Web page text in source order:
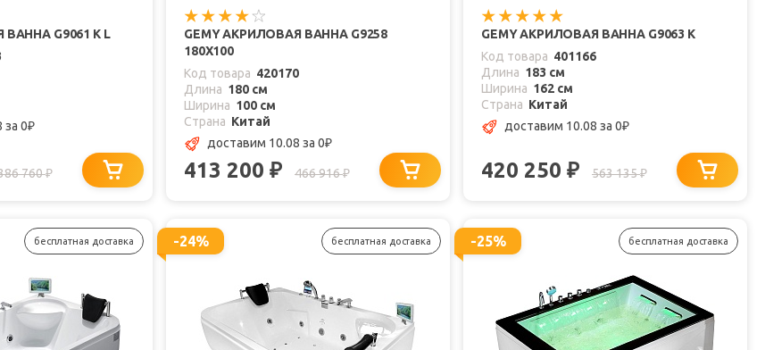
G9061 K L
за 0₽
760₽
GEMY АКРИЛОВАЯ ВАННА G9258
180X100
Код товара 420170
Длина 180 см
Ширина 100 см
Страна Китай
доставим 10.08 за 0₽
413 200 ₽ 466 916₽
GEMY АКРИЛОВАЯ ВАННА G9063 K
Код товара 401166
Длина 183 см
Ширина 162 см
Страна Китай
доставим 10.08 за 0₽
420 250 ₽ 563 135₽
бесплатная доставка -24% бесплатная доставка -25% бесплатная доставка